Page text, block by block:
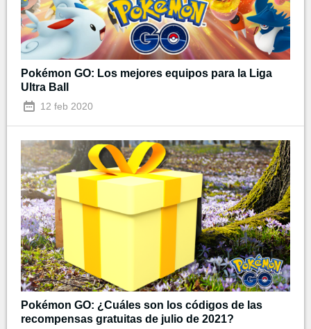
Pokémon GO: Los mejores equipos para la Liga
Ultra Ball
12 feb 2020
Pokémon GO: ¿Cuáles son los códigos de las
recompensas gratuitas de julio de 2021?